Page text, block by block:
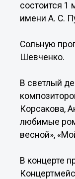
состоится 1
имени А. С.
Сольную
Шевченко.
В светлый
Корсакова,
любимые
весной»,
В концерте